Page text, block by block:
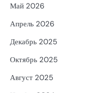
Май 2026
Апрель 2026
Декабрь 2025
Октябрь 2025
Август 2025